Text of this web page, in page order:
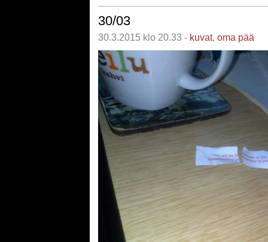
30/03
30.3.2015 klo 20.33 - kuvat, oma pää